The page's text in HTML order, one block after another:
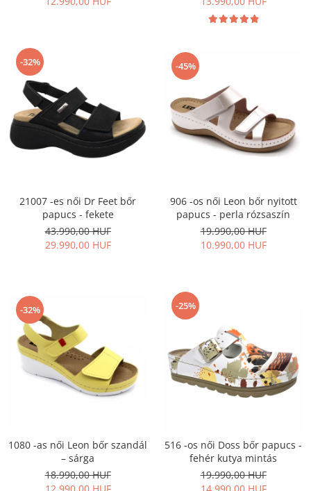
-32%
21007 -es női Dr Feet bőr
papucs - fekete
43.990,00 HUF
29.990,00 HUF
-45%
906 -os női Leon bőr nyitott
papucs - perla rózsaszín
19.990,00 HUF
10.990,00 HUF
-32%
1080 -as női Leon bőr szandál
– sárga
18.990,00 HUF
-25%
516 -os női Doss bőr papucs -
fehér kutya mintás
19.990,00 HUF